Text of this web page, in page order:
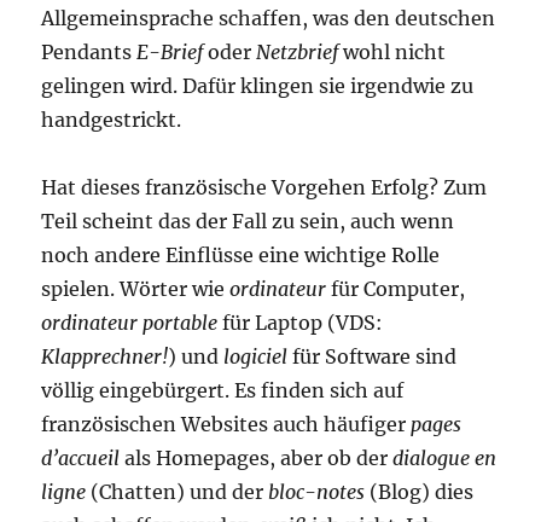
Allgemeinsprache schaffen, was den deutschen
PendantsE-BriefoderNetzbriefwohl nicht
gelingen wird. Dafür klingen sie irgendwie zu
handgestrickt.
Hat dieses französische Vorgehen Erfolg? Zum
Teil scheint das der Fall zu sein, auch wenn
noch andere Einflüsse eine wichtige Rolle
spielen. Wörter wieordinateur für Computer,
ordinateur portable für Laptop (VDS:
Klapprechner!) und logiciel für Software sind
völlig eingebürgert. Es finden sich auf
französischen Websites auch häufigerpages
d’accueil als Homepages, aber ob derdialogue en
ligne (Chatten) und der bloc-notes (Blog) dies